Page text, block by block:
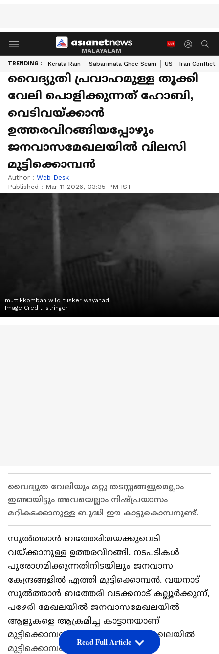
MALAYALAM
TRENDING : Kerala Rain Sabarimala Ghee Scam US - Iran Conflict
വൈദ്യുതി പ്രവാഹമുള്ള തൂക്കി
വേലി പൊളിക്കുന്നത് ഹോബി,
വെടിവയ്ക്കാൻ
ഉത്തരവിറങ്ങിയപ്പോഴും
ജനവാസമേഖലയിൽ വിലസി
മുട്ടിക്കൊമ്പൻ
Author : Web Desk
Published : Mar 11 2026, 03:35 PM IST
muttikkomban wild tusker wayanad
Image Credit: stringer
വൈദ്യുത വേലിയും മറ്റു തടസ്സങ്ങളുമെല്ലാം
ഇണ്ടായിട്ടും അവയെല്ലാം നിഷ്പ്രയാസം
മറികടക്കാനുള്ള ബുദ്ധി ഈ കാട്ടുകൊമ്പനുണ്ട്.
സുല്‍ത്താന്‍ ബത്തേരി:മയക്കുവെടി
വയ്ക്കാനുള്ള ഉത്തരവിറങ്ങി. നടപടികൾ
പുരോഗമിക്കുന്നതിനിടയിലും ജനവാസ
കേന്ദ്രങ്ങളിൽ എത്തി മുട്ടിക്കൊമ്പൻ. വയനാട്
സുൽത്താൻ ബത്തേരി വടക്കനാട് കല്ലൂർക്കുന്ന്,
പഴേരി മേഖലയിൽ ജനവാസമേഖലയിൽ
ആളുകളെ ആക്രമിച്ച കാട്ടാനയാണ്
മുട്ടിക്കൊമ്പൻ. 2024 മുതൽ ഈ മേഖലയിൽ
മുട്ടിക്കൊമ്പന്റെ ശല്യം രൂക്ഷമാണ്.
Read Full Article